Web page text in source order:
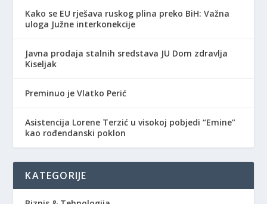
Kako se EU rješava ruskog plina preko BiH: Važna
uloga Južne interkonekcije
Javna prodaja stalnih sredstava JU Dom zdravlja
Kiseljak
Preminuo je Vlatko Perić
Asistencija Lorene Terzić u visokoj pobjedi “Emine”
kao rođendanski poklon
KATEGORIJE